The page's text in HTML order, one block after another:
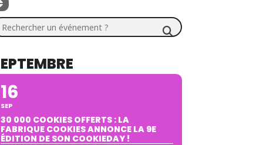
un événement ?
16
SEP
30 000 COOKIES OFFERTS : LA
FABRIQUE COOKIES ANNONCE LA 9E
ÉDITION DE SON COOKIEDAY !